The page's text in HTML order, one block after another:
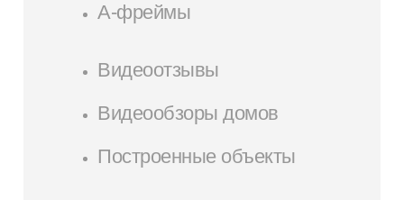
А-фреймы
Видеоотзывы
Видеообзоры домов
Построенные объекты